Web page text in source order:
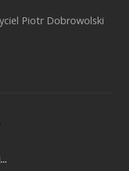
Piotr Dobrowolski